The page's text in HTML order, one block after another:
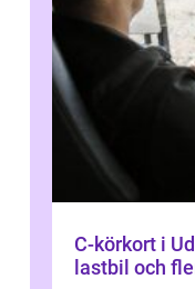
C-körkort i
lastbil och